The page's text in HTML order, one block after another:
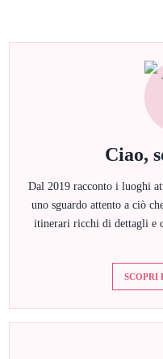
Ciao,
Dal 2019 racconto i luoghi
uno sguardo attento a ciò
itinerari ricchi di dettagli e
SCOPRI